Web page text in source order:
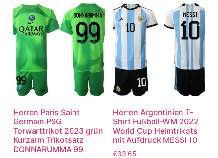
Herren Paris Saint
Germain PSG
Torwarttrikot 2023 grün
Kurzarm Trikotsatz
DONNARUMMA 99
Herren Argentinien T-
Shirt Fußball-WM 2022
World Cup Heimtrikots
mit Aufdruck MESSI 10
€33.65